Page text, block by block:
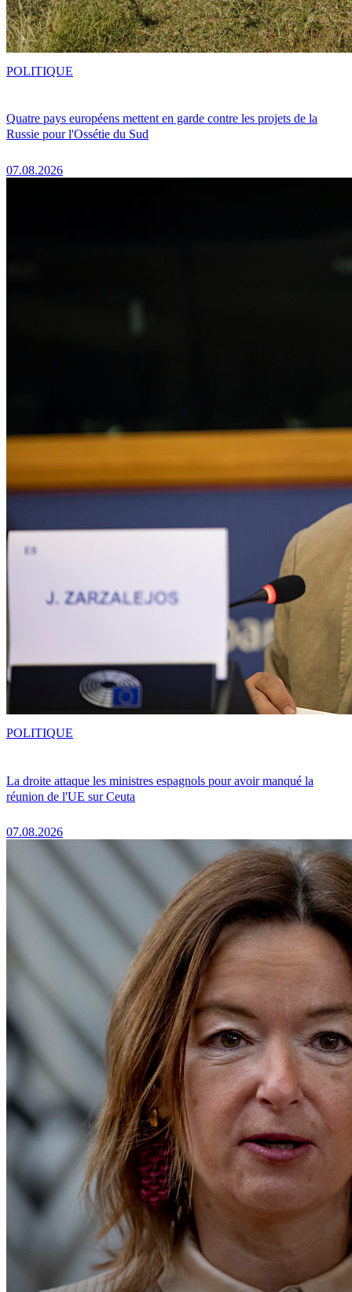
Quatre pays européens mettent en garde contre les projets de la
Russie pour l'Ossétie du Sud
07.08.2026
POLITIQUE
La droite attaque les ministres espagnols pour avoir manqué la
réunion de l'UE sur Ceuta
07.08.2026
POLITIQUE